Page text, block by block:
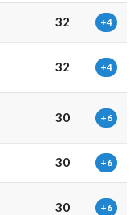
32 +4
32 +4
30 +6
30 +6
30 +6